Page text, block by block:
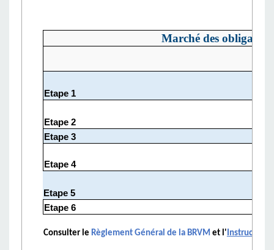
Marché des
Etape 1
Etape 2
Etape 3
Etape 4
Etape 5
Etape 6
Consulter le Règlement Général de la BRVM et l'Instruction